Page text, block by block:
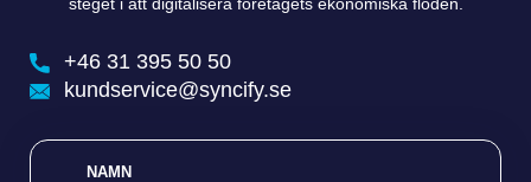
+46 31 395 50 50
kundservice@syncify.se
NAMN